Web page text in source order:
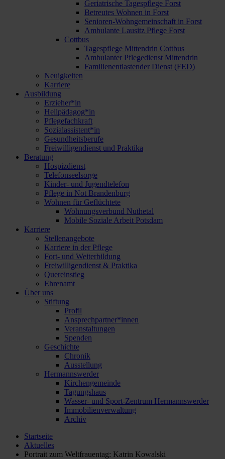
Geriatrische Tagespflege Forst
Betreutes Wohnen in Forst
Senioren-Wohngemeinschaft in Forst
Ambulante Lausitz Pflege Forst
Cottbus
Tagespflege Mittendrin Cottbus
Ambulanter Pflegedienst Mittendrin
Familienentlastender Dienst (FED)
Neuigkeiten
Karriere
Ausbildung
Erzieher*in
Heilpädagog*in
Pflegefachkraft
Sozialassistent*in
Gesundheitsberufe
Freiwilligendienst und Praktika
Beratung
Hospizdienst
Telefonseelsorge
Kinder- und Jugendtelefon
Pflege in Not Brandenburg
Wohnen für Geflüchtete
Wohnungsverbund Nuthetal
Mobile Soziale Arbeit Potsdam
Karriere
Stellenangebote
Karriere in der Pflege
Fort- und Weiterbildung
Freiwilligendienst & Praktika
Quereinstieg
Ehrenamt
Über uns
Stiftung
Profil
Ansprechpartner*innen
Veranstaltungen
Spenden
Geschichte
Chronik
Ausstellung
Hermannswerder
Kirchengemeinde
Tagungshaus
Wasser- und Sport-Zentrum Hermannswerder
Immobilienverwaltung
Archiv
Startseite
Aktuelles
Portrait zum Weltfrauentag: Katrin Kowalski